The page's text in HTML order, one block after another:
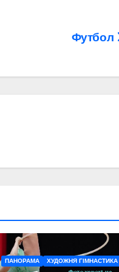
Футбол
ПАНОРАМА ХУДОЖНЯ ГІМНАСТИКА